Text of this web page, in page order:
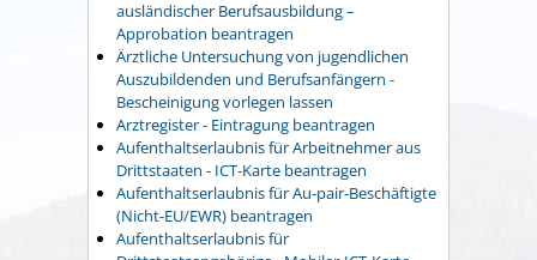
ausländischer Berufsausbildung –
Approbation beantragen
Ärztliche Untersuchung von jugendlichen
Auszubildenden und Berufsanfängern -
Bescheinigung vorlegen lassen
Arztregister - Eintragung beantragen
Aufenthaltserlaubnis für Arbeitnehmer aus
Drittstaaten - ICT-Karte beantragen
Aufenthaltserlaubnis für Au-pair-Beschäftigte
(Nicht-EU/EWR) beantragen
Aufenthaltserlaubnis für